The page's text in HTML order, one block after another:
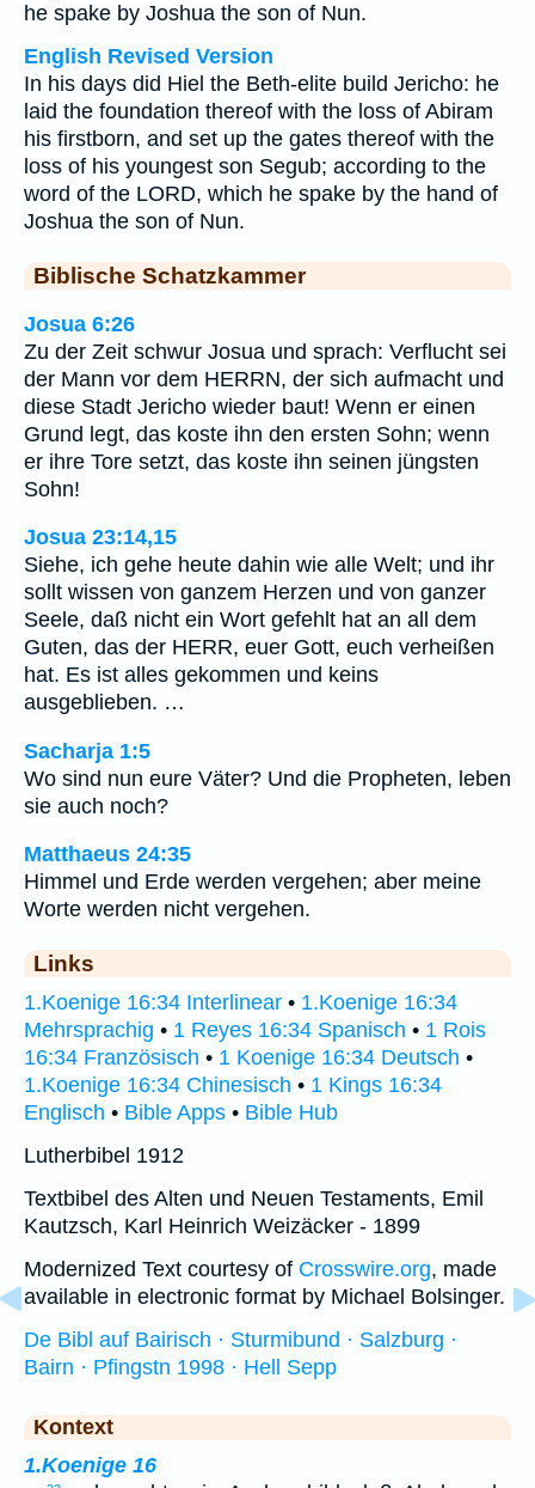
he spake by Joshua the son of Nun.
English Revised Version
In his days did Hiel the Beth-elite build Jericho: he
laid the foundation thereof with the loss of Abiram
his firstborn, and set up the gates thereof with the
loss of his youngest son Segub; according to the
word of the LORD, which he spake by the hand of
Joshua the son of Nun.
Biblische Schatzkammer
Josua 6:26
Zu der Zeit schwur Josua und sprach: Verflucht sei
der Mann vor dem HERRN, der sich aufmacht und
diese Stadt Jericho wieder baut! Wenn er einen
Grund legt, das koste ihn den ersten Sohn; wenn
er ihre Tore setzt, das koste ihn seinen jüngsten
Sohn!
Josua 23:14,15
Siehe, ich gehe heute dahin wie alle Welt; und ihr
sollt wissen von ganzem Herzen und von ganzer
Seele, daß nicht ein Wort gefehlt hat an all dem
Guten, das der HERR, euer Gott, euch verheißen
hat. Es ist alles gekommen und keins
ausgeblieben. …
Sacharja 1:5
Wo sind nun eure Väter? Und die Propheten, leben
sie auch noch?
Matthaeus 24:35
Himmel und Erde werden vergehen; aber meine
Worte werden nicht vergehen.
Links
1.Koenige 16:34 Interlinear • 1.Koenige 16:34
Mehrsprachig • 1 Reyes 16:34 Spanisch • 1 Rois
16:34 Französisch • 1 Koenige 16:34 Deutsch •
1.Koenige 16:34 Chinesisch • 1 Kings 16:34
Englisch • Bible Apps • Bible Hub
Lutherbibel 1912
Textbibel des Alten und Neuen Testaments, Emil
Kautzsch, Karl Heinrich Weizäcker - 1899
Modernized Text courtesy of Crosswire.org, made
available in electronic format by Michael Bolsinger.
De Bibl auf Bairisch · Sturmibund · Salzburg ·
Bairn · Pfingstn 1998 · Hell Sepp
Kontext
1.Koenige 16